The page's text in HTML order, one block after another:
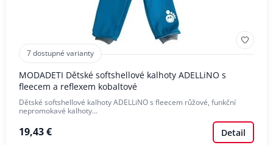
7 dostupné varianty
MODADETI Dětské softshellové kalhoty ADELLiNO s
fleecem a reflexem kobaltové
Dětské softshellové kalhoty ADELLiNO s fleecem růžové, funkční
nepromokavé kalhoty…
19,43 € Detail